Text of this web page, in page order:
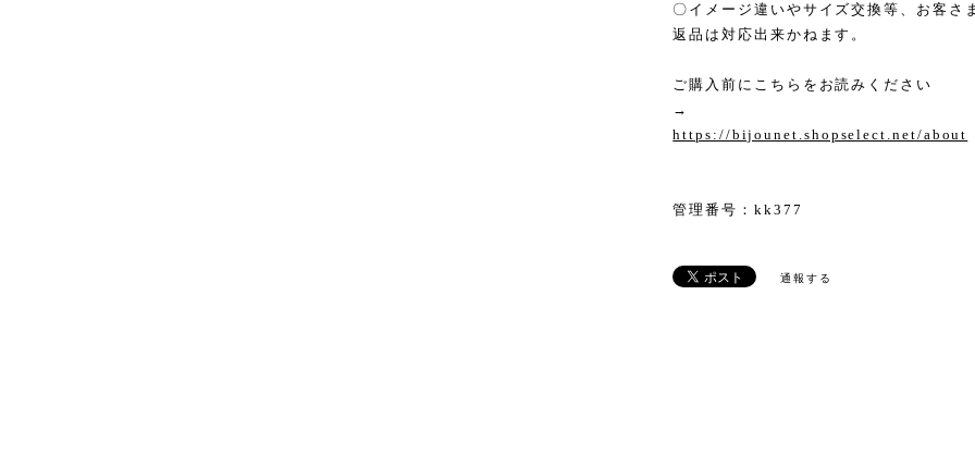
〇イメージ違いやサイズ交換等、お客さ
返品は対応出来かねます。
ご購入前にこちらをお読みください
→
https://bijounet.shopselect.net/about
管理番号：kk377
通報する